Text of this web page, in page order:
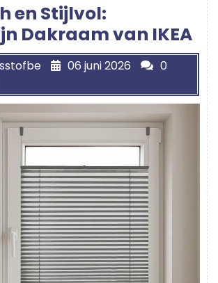
en Stijlvol:
Dakraam van IKEA
06 juni 2026
0